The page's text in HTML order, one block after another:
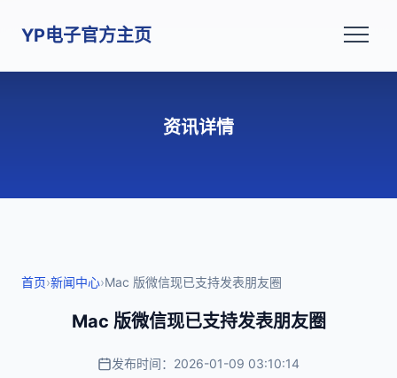
YP电子官方主页
资讯详情
首页›新闻中心›Mac 版微信现已支持发表朋友圈
Mac 版微信现已支持发表朋友圈
发布时间：2026-01-09 03:10:14